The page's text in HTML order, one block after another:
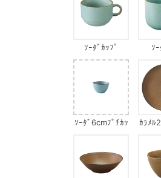
ｿｰﾀﾞｶｯﾌﾟ ｿ
ｿｰﾀﾞ6cmﾌﾟﾁｶｯ
ｶﾗﾒﾙ